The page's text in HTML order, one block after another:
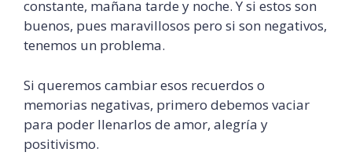
constante, mañana tarde y noche. Y si estos son
buenos, pues maravillosos pero si son negativos,
tenemos un problema.
Si queremos cambiar esos recuerdos o
memorias negativas, primero debemos vaciar
para poder llenarlos de amor, alegría y
positivismo.